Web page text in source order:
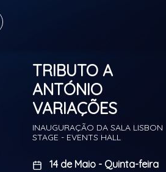
TRIBUTO A
ANTÓNIO
VARIAÇÕES
INAUGURAÇÃO DA SALA LISBON
STAGE - EVENTS HALL
14 de Maio - Quinta-feira